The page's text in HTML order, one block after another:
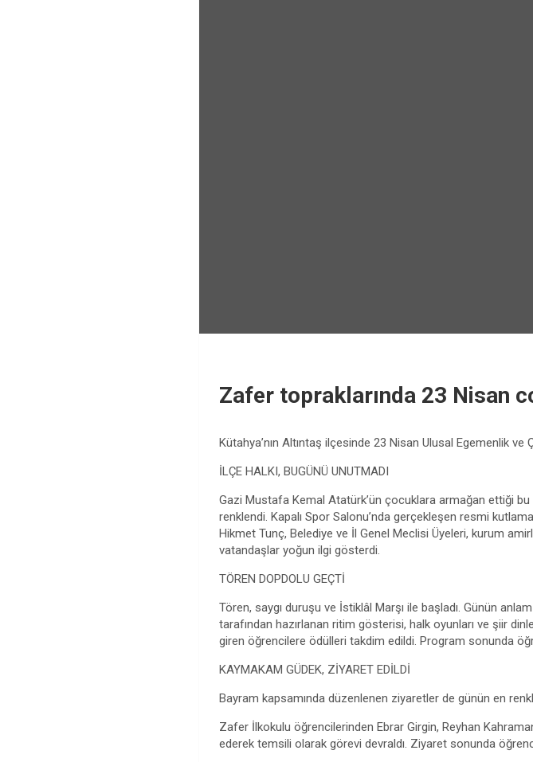
Zafer topraklarında 23 Nisan
Kütahya’nın Altıntaş ilçesinde 23 Nisan Ulusal Egemenlik
İLÇE HALKI, BUGÜNÜ UNUTMADI
Gazi Mustafa Kemal Atatürk’ün çocuklara armağan ettiği
renklendi. Kapalı Spor Salonu’nda gerçekleşen resmi
Hikmet Tunç, Belediye ve İl Genel Meclisi Üyeleri, kurum
vatandaşlar yoğun ilgi gösterdi.
TÖREN DOPDOLU GEÇTİ
Tören, saygı duruşu ve İstiklâl Marşı ile başladı. Günün
tarafından hazırlanan ritim gösterisi, halk oyunları ve şiir
giren öğrencilere ödülleri takdim edildi. Program sonunda
KAYMAKAM GÜDEK, ZİYARET EDİLDİ
Bayram kapsamında düzenlenen ziyaretler de günün en
Zafer İlkokulu öğrencilerinden Ebrar Girgin, Reyhan
ederek temsili olarak görevi devraldı. Ziyaret sonunda